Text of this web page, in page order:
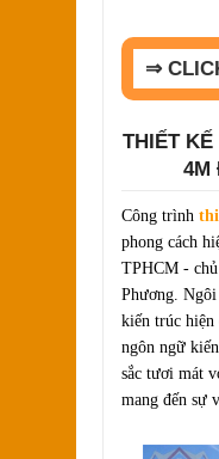
⇒
THIẾT KẾ
4M
Công trình
phong cách
TPHCM -
Phương. Ngôi
kiến trúc hiện
ngôn ngữ
sắc tươi mát
mang đến sự